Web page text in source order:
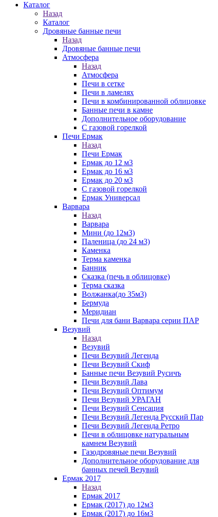
Каталог
Назад
Каталог
Дровяные банные печи
Назад
Дровяные банные печи
Атмосфера
Назад
Атмосфера
Печи в сетке
Печи в ламелях
Печи в комбинированной облицовке
Банные печи в камне
Дополнительное оборудование
С газовой горелкой
Печи Ермак
Назад
Печи Ермак
Ермак до 12 м3
Ермак до 16 м3
Ермак до 20 м3
С газовой горелкой
Ермак Универсал
Варвара
Назад
Варвара
Мини (до 12м3)
Паленица (до 24 м3)
Каменка
Терма каменка
Банник
Сказка (печь в облицовке)
Терма сказка
Волжанка(до 35м3)
Бермуда
Меридиан
Печи для бани Варвара серии ПАР
Везувий
Назад
Везувий
Печи Везувий Легенда
Печи Везувий Скиф
Банные печи Везувий Русичъ
Печи Везувий Лава
Печи Везувий Оптимум
Печи Везувий УРАГАН
Печи Везувий Сенсация
Печи Везувий Легенда Русский Пар
Печи Везувий Легенда Ретро
Печи в облицовке натуральным
камнем Везувий
Газодровяные печи Везувий
Дополнительное оборудование для
банных печей Везувий
Ермак 2017
Назад
Ермак 2017
Ермак (2017) до 12м3
Ермак (2017) до 16м3